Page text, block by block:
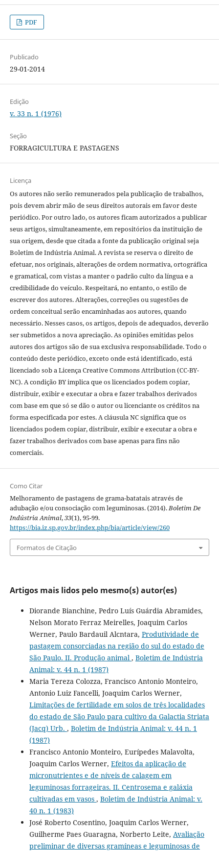
PDF
Publicado
29-01-2014
Edição
v. 33 n. 1 (1976)
Seção
FORRAGICULTURA E PASTAGENS
Licença
Os autores não serão remunerados pela publicação de trabalhos,
pois devem abrir mão de seus direitos autorais em favor deste
periódico. Por outro lado, os autores ficam autorizados a publicar
seus artigos, simultaneamente, em repositórios da instituição de
sua origem, desde que citada a fonte da publicação original seja
Boletim de Indústria Animal. A revista se reserva o direito de
efetuar, nos originais, alterações de ordem normativa, ortográfica
e gramatical, com vistas a manter o padrão culto da língua e a
credibilidade do veículo. Respeitará, no entanto, o estilo de
escrever dos autores. Alterações, correções ou sugestões de
ordem conceitual serão encaminhadas aos autores, quando
necessário. Nesses casos, os artigos, depois de adequados, deverão
ser submetidos a nova apreciação. As opiniões emitidas pelos
autores dos artigos são de sua exclusiva responsabilidade. Todo o
conteúdo deste periódico, exceto onde está identificado, está
licenciado sob a Licença Creative Commons Attribution (CC-BY-
NC). A condição BY implica que os licenciados podem copiar,
distribuir, exibir e executar a obra e fazer trabalhos derivados
com base em que só se dão o autor ou licenciante os créditos na
forma especificada por estes. A cláusula NC significa que os
licenciados podem copiar, distribuir, exibir e executar a obra e
fazer trabalhos derivados com base apenas para fins não
comerciais.
Como Citar
Melhoramento de pastagens de grama-batatais através de
adubação e/ou consociação com leguminosas. (2014).Boletim De
Indústria Animal,33(1), 95-99.
https://bia.iz.sp.gov.br/index.php/bia/article/view/260
Formatos de Citação
Artigos mais lidos pelo mesmo(s) autor(es)
Diorande Bianchine, Pedro Luís Guárdia Abramides,
Nelson Morato Ferraz Meirelles, Joaquim Carlos
Werner, Paulo Bardauil Alcntara, Produtividade de
pastagem consorciadas na região do sul do estado de
São Paulo. II. Produção animal , Boletim de Indústria
Animal: v. 44 n. 1 (1987)
Maria Tereza Colozza, Francisco Antonio Monteiro,
Antonio Luiz Fancelli, Joaquim Carlos Werner,
Limitações de fertilidade em solos de três localidades
do estado de São Paulo para cultivo da Galactia Striata
(Jacq) Urb. , Boletim de Indústria Animal: v. 44 n. 1
(1987)
Francisco Antonio Monteiro, Eurípedes Malavolta,
Joaquim Carlos Werner, Efeitos da aplicação de
micronutrientes e de níveis de calagem em
leguminosas forrageiras. II. Centrosema e galáxia
cultivadas em vasos , Boletim de Indústria Animal: v.
40 n. 1 (1983)
José Roberto Cosentino, Joaquim Carlos Werner,
Guilherme Paes Guaragna, Norberto Leite, Avaliação
preliminar de diversas gramíneas e leguminosas de